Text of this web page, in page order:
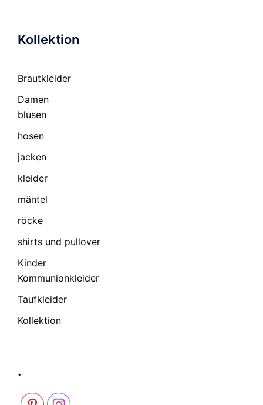
Kollektion
Brautkleider
Damen
blusen
hosen
jacken
kleider
mäntel
röcke
shirts und pullover
Kinder
Kommunionkleider
Taufkleider
Kollektion
.